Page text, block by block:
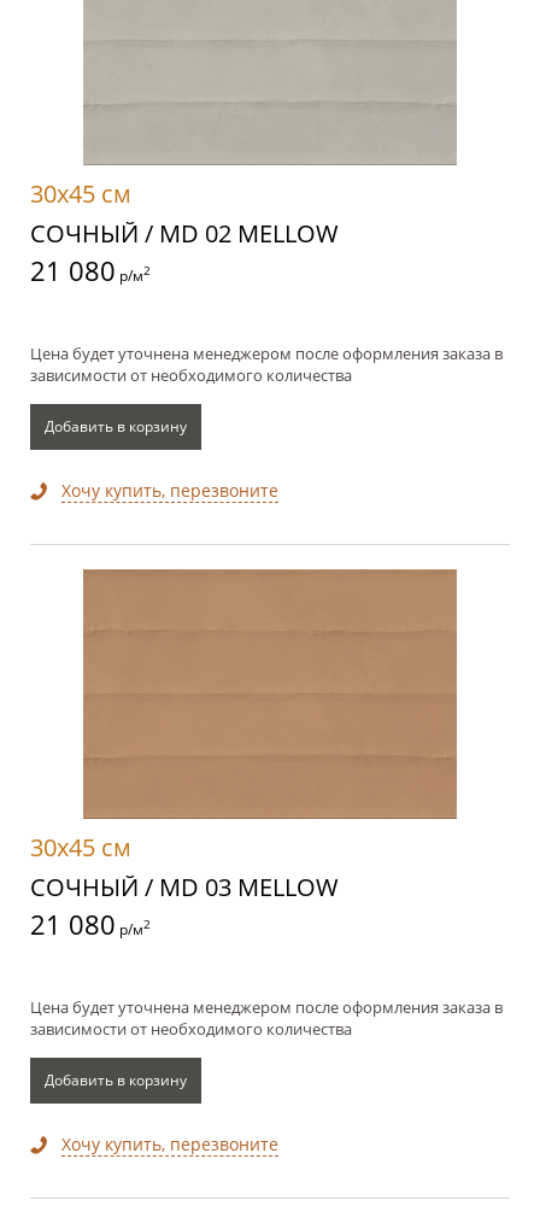
30x45 см
СОЧНЫЙ / MD 02 MELLOW
21 080 р/м2
Цена будет уточнена менеджером после оформления заказа в
зависимости от необходимого количества
Добавить в корзину
Хочу купить, перезвоните
30x45 см
СОЧНЫЙ / MD 03 MELLOW
21 080 р/м2
Цена будет уточнена менеджером после оформления заказа в
зависимости от необходимого количества
Добавить в корзину
Хочу купить, перезвоните